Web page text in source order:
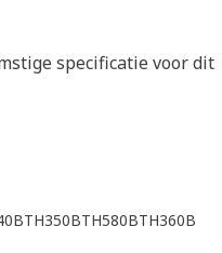
specificatie voor dit
TH350BTH580BTH360B